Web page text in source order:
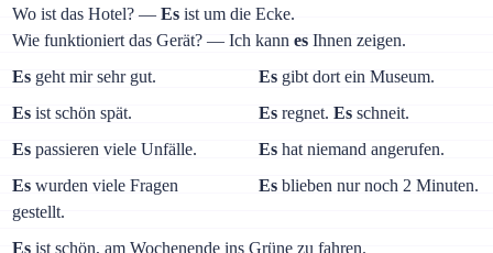
Wo ist das Hotel? —Es ist um die Ecke.
Wie funktioniert das Gerät? — Ich kannes Ihnen zeigen.
Es geht mir sehr gut. Es gibt dort ein Museum.
Es ist schön spät. Es regnet.Es schneit.
Es passieren viele Unfälle. Es hat niemand angerufen.
Es wurden viele Fragen
gestellt.
Es blieben nur noch 2 Minuten.
Es ist schön, am Wochenende ins Grüne zu fahren.